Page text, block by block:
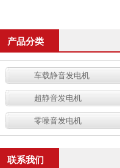
产品分类
车载静音发电机
超静音发电机
零噪音发电机
联系我们